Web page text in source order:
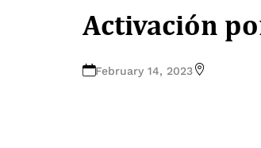
Activación
February 14, 2023